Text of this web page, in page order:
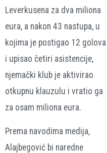
Leverkusena za dva miliona
eura, a nakon 43 nastupa, u
kojima je postigao 12 golova
i upisao četiri asistencije,
njemački klub je aktivirao
otkupnu klauzulu i vratio ga
za osam miliona eura.
Prema navodima medija,
Alajbegović bi naredne